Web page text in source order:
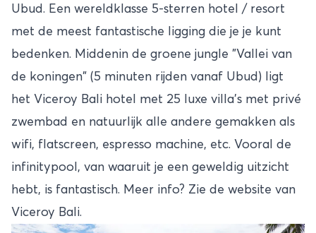
Ubud. Een wereldklasse 5-sterren hotel / resort
met de meest fantastische ligging die je je kunt
bedenken. Middenin de groene jungle "Vallei van
de koningen" (5 minuten rijden vanaf Ubud) ligt
het Viceroy Bali hotel met 25
luxe villa's met privé
zwembad en natuurlijk alle andere gemakken als
wifi, flatscreen, espresso machine, etc. Vooral de
infinitypool, van waaruit je een geweldig uitzicht
hebt, is fantastisch. Meer info? Zie de website van
Viceroy Bali.